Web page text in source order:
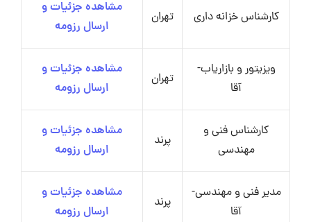
کارشناس خزانه داری تهران
مشاهده جزئیات و
ارسال رزومه
ویزیتور و بازاریاب-
آقا
تهران
مشاهده جزئیات و
ارسال رزومه
کارشناس فنی و
مهندسی
پرند
مشاهده جزئیات و
ارسال رزومه
مدیر فنی و مهندسی-
آقا
پرند
مشاهده جزئیات و
ارسال رزومه